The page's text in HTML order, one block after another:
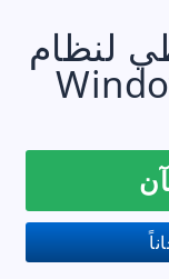
لنظام